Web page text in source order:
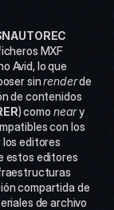
MXF
Avid, lo que
sin render de
de contenidos
) como near y
con los
editores
estos editores
compartida de
de archivo